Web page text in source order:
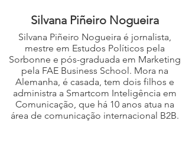
Silvana Piñeiro Nogueira
Silvana Piñeiro Nogueira é jornalista,
mestre em Estudos Políticos pela
Sorbonne e pós-graduada em Marketing
pela FAE Business School. Mora na
Alemanha, é casada, tem dois filhos e
administra a Smartcom Inteligência em
Comunicação, que há 10 anos atua na
área de comunicação internacional B2B.